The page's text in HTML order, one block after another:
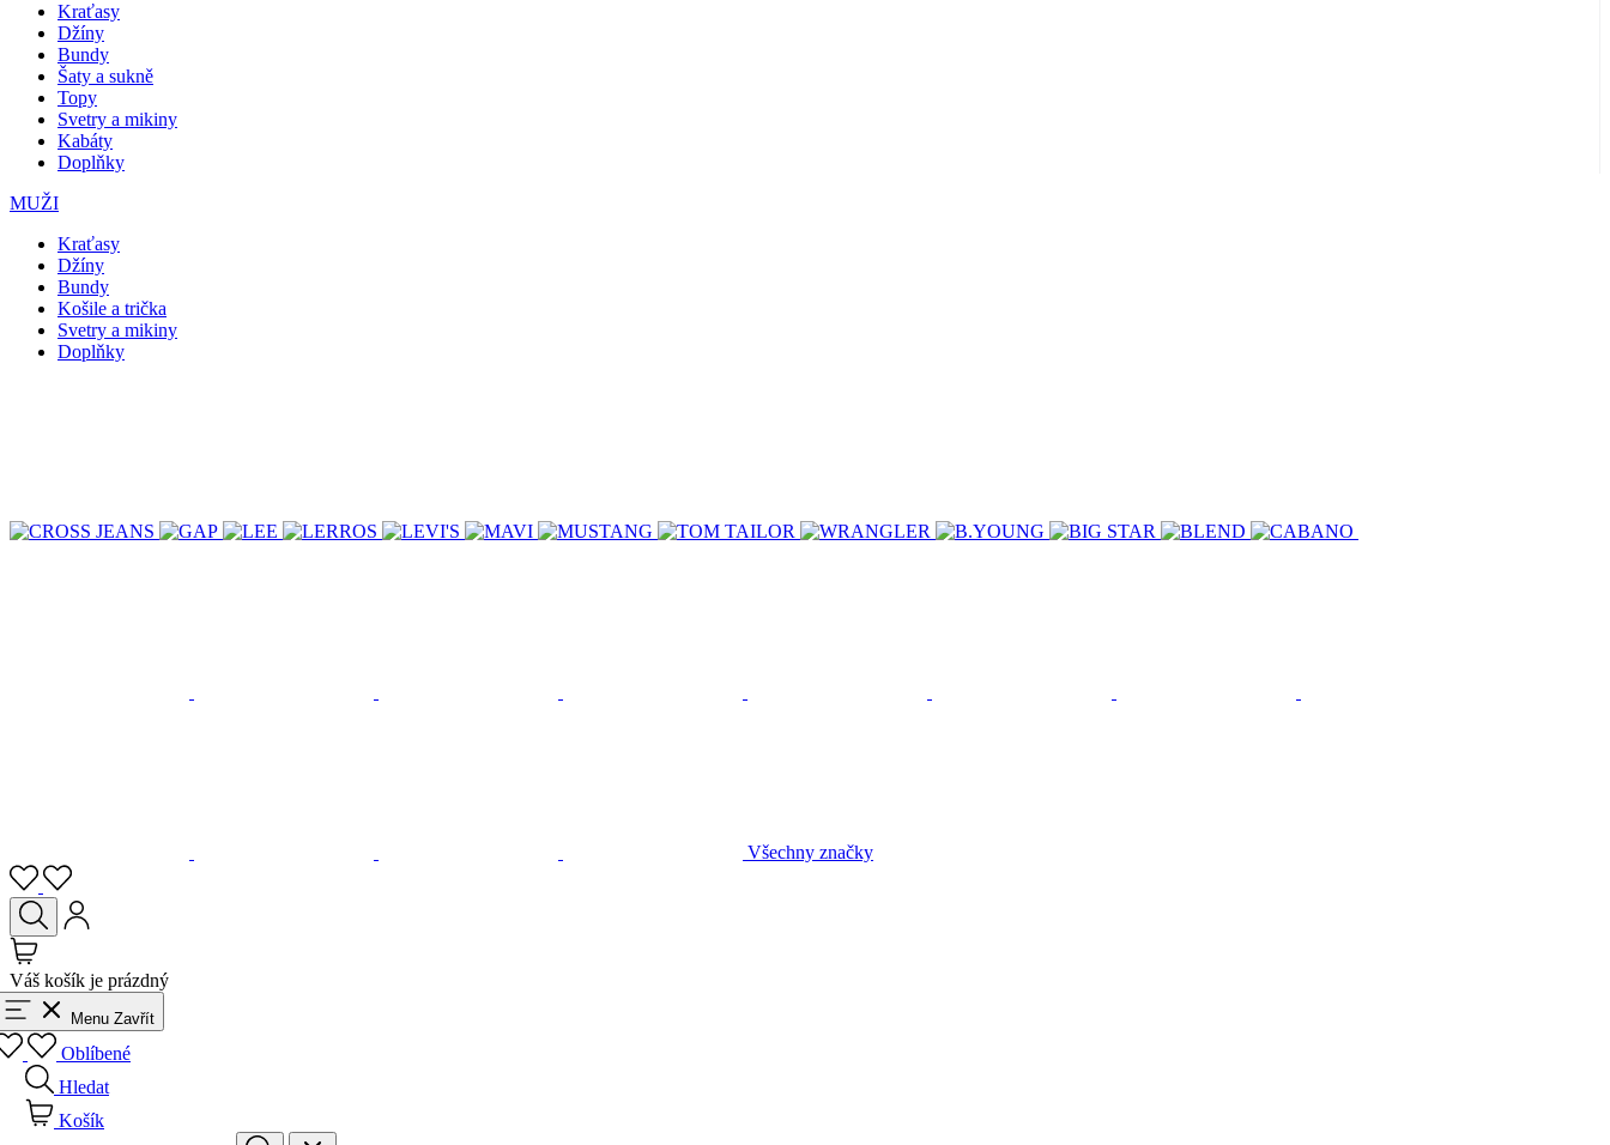
Kraťasy
Džíny
Bundy
Šaty a sukně
Topy
Svetry a mikiny
Kabáty
Doplňky
MUŽI
Kraťasy
Džíny
Bundy
Košile a trička
Svetry a mikiny
Doplňky
Všechny značky
Váš košík je prázdný
Menu Zavřít
Oblíbené
Hledat
Košík